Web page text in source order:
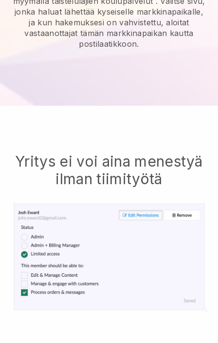
jonka haluat lähettää kyseiselle markkinapaikalle,
ja kun hakemuksesi on vahvistettu, aloitat
vastaanottajat tämän markkinapaikan kautta
postilaatikkoon.
Yritys ei voi aina menestyä
ilman tiimityötä